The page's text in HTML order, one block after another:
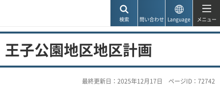
検索 問い合わせ Language メニュー
王子公園地区地区計画
最終更新日：2025年12月17日 ページID：72742